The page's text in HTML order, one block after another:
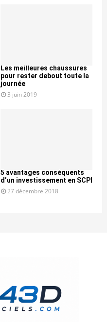
Les meilleures chaussures
pour rester debout toute la
journée
3 juin 2019
5 avantages conséquents
d’un investissement en SCPI
27 décembre 2018